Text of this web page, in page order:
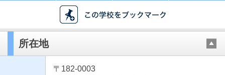
所在地
〒182-0003